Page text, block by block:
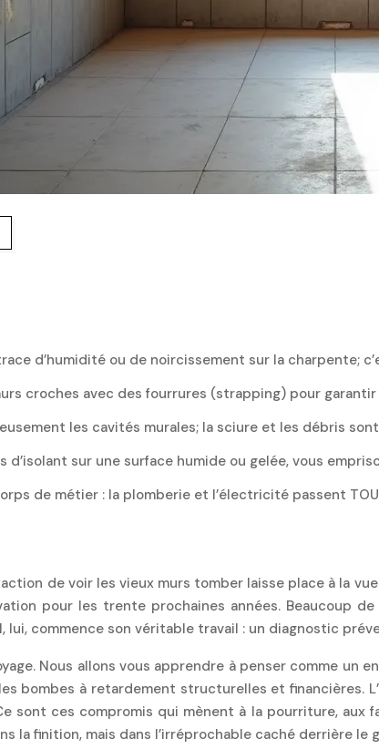
d’humidité ou de noircissement sur la charpente;
croches avec des fourrures (strapping) pour
les cavités murales; la sciure et les débris
d’isolant sur une surface humide ou gelée, vous
de métier : la plomberie et l’électricité passent
de voir les vieux murs tomber laisse place à la
pour les trente prochaines années. Beaucoup
lui, commence son véritable travail : un diagnostic
Nous allons vous apprendre à penser comme
bombes à retardement structurelles et financières.
sont ces compromis qui mènent à la pourriture,
la finition, mais dans l’irréprochable caché derrière le